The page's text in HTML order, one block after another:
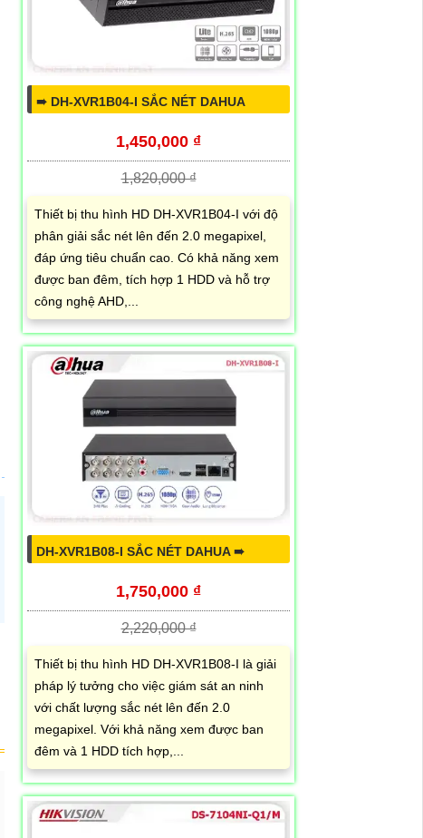
➠ DH-XVR1B04-I SẮC NÉT DAHUA
1,450,000 ₫
1,820,000 ₫
Thiết bị thu hình HD DH-XVR1B04-I với độ
phân giải sắc nét lên đến 2.0 megapixel,
đáp ứng tiêu chuẩn cao. Có khả năng xem
được ban đêm, tích hợp 1 HDD và hỗ trợ
công nghệ AHD,...
DH-XVR1B08-I SẮC NÉT DAHUA ➠
1,750,000 ₫
2,220,000 ₫
Thiết bị thu hình HD DH-XVR1B08-I là giải
pháp lý tưởng cho việc giám sát an ninh
với chất lượng sắc nét lên đến 2.0
megapixel. Với khả năng xem được ban
đêm và 1 HDD tích hợp,...